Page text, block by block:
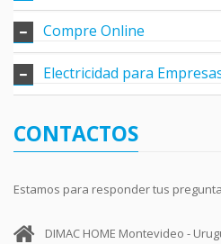
Compre Online
Electricidad para
CONTACTOS
Estamos para responder tus
DIMAC HOME Montevideo -